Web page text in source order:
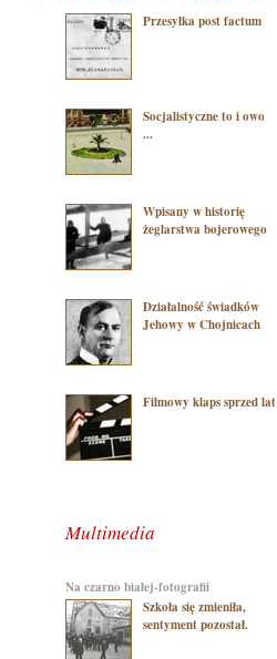
Przesyłka post factum
Socjalistyczne to i owo
...
Wpisany w historię
żeglarstwa bojerowego
Działalność świadków
Jehowy w Chojnicach
Filmowy klaps sprzed lat
Multimedia
na czarno białej-fotografii
Szkoła się zmieniła,
sentyment pozostał.